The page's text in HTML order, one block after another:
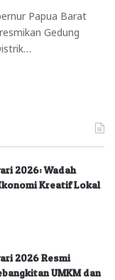
Papua Barat
Gedung
2026: Wadah
Kreatif Lokal
2026 Resmi
UMKM dan